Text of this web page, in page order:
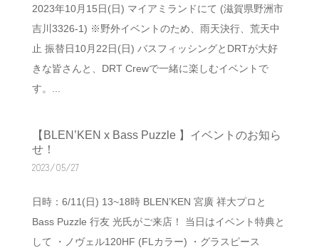
2023年10月15日(日) マイアミランドにて (滋賀県野洲市
吉川3326-1) ※野外イベントのため、雨天決行、荒天中
止 振替日10月22日(日) バスフィッシングとDRTが大好
きな皆さんと、DRT Crewで一緒に楽しむイベントで
す。...
【BLEN’KEN x Bass Puzzle 】イベントのお知ら
せ！
2023/05/27
日時：6/11(日) 13~18時 BLEN’KEN 宮廣 祥大プロと
Bass Puzzle 行友 光氏がご来店！ 当日はイベント特典と
して ・ノヴェル120HF (FLカラー) ・グラスピース